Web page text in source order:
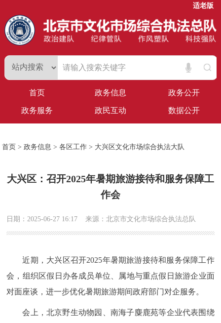
适老版
首页 政务信息 政务公开
政务服务 政民互动 数据公开
首页 >政务信息 >各区工作 > 大兴区文化市场综合执法大队
大兴区：召开2025年暑期旅游接待和服务保障工
作会
日期：2025-06-27 16:17 来源：北京市文化市场综合执法总队
近期，大兴区召开2025年暑期旅游接待和服务保障工作
会，组织区假日办各成员单位、属地与重点假日旅游企业面
对面座谈，进一步优化暑期旅游期间政府部门对企服务。
会上，北京野生动物园、南海子麋鹿苑等企业代表围绕